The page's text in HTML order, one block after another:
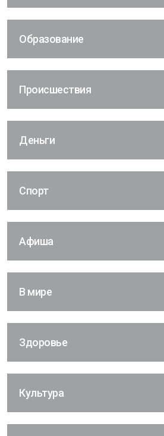
Образование
Происшествия
Деньги
Спорт
Афиша
В мире
Здоровье
Культура